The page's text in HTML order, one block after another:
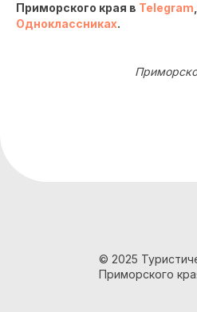
Приморского края в Telegram
Одноклассниках.
© 2025
Приморского